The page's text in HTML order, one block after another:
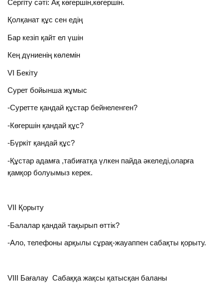
Сергіту сәті: Ақ көгершін,көгершін.
Қолқанат құс сен едің
Бар кезіп қайт ел үшін
Кең дүниенің көлемін
VI Бекіту
Сурет бойынша жұмыс
-Суретте қандай құстар бейнеленген?
-Көгершін қандай құс?
-Бүркіт қандай құс?
-Құстар адамға ,табиғатқа үлкен пайда әкеледі,оларға
қамқор болуымыз керек.
VII Қорыту
-Балалар қандай тақырып өттік?
-Ало, телефоны арқылы сұрақ-жауаппен сабақты қорыту.
VIII Бағалау Сабаққа жақсы қатысқан баланы